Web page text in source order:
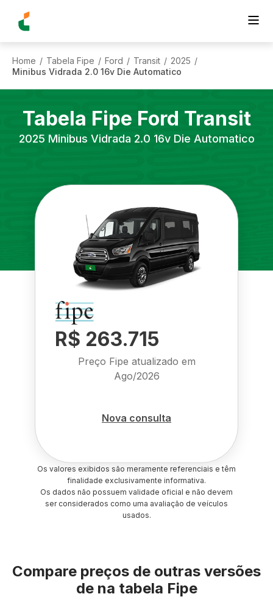
Home / Tabela Fipe / Ford / Transit / 2025 /
Minibus Vidrada 2.0 16v Die Automatico
Tabela Fipe Ford Transit
2025 Minibus Vidrada 2.0 16v Die Automatico
R$ 263.715
Preço Fipe atualizado em
Ago/2026
Nova consulta
Os valores exibidos são meramente referenciais e têm
finalidade exclusivamente informativa.
Os dados não possuem validade oficial e não devem
ser considerados como uma avaliação de veículos
usados.
Compare preços de outras versões
de na tabela Fipe